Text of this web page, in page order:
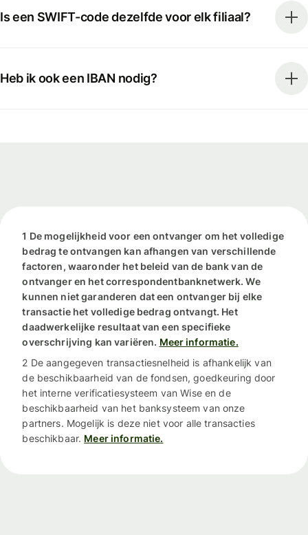
Is een SWIFT-code dezelfde voor elk filiaal?
Heb ik ook een IBAN nodig?
1 De mogelijkheid voor een ontvanger om het volledige
bedrag te ontvangen kan afhangen van verschillende
factoren, waaronder het beleid van de bank van de
ontvanger en het correspondentbanknetwerk. We
kunnen niet garanderen dat een ontvanger bij elke
transactie het volledige bedrag ontvangt. Het
daadwerkelijke resultaat van een specifieke
overschrijving kan variëren. Meer informatie.
2 De aangegeven transactiesnelheid is afhankelijk van
de beschikbaarheid van de fondsen, goedkeuring door
het interne verificatiesysteem van Wise en de
beschikbaarheid van het banksysteem van onze
partners. Mogelijk is deze niet voor alle transacties
beschikbaar. Meer informatie.